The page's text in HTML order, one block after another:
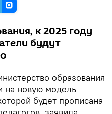
к 2025 году
будут
образования
на новую модель
будет прописана